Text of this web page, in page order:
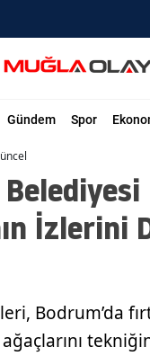
Gündem Spor
İzlerini
Bodrum’da